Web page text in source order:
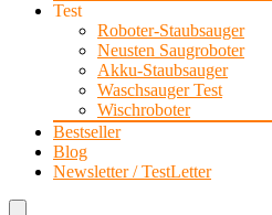
Test
Roboter-Staubsauger
Neusten Saugroboter
Akku-Staubsauger
Waschsauger Test
Wischroboter
Bestseller
Blog
Newsletter / TestLetter